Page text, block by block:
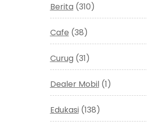
Berita (310)
Cafe (38)
Curug (31)
Dealer Mobil(1)
Edukasi(138)